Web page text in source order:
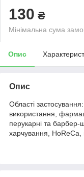
130 ₴
Мінімальна сума
Опис
Опис
Області
використання,
перукарні та
харчування, HoReCa,